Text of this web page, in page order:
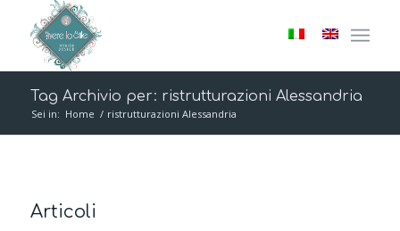
Tag Archivio per: ristrutturazioni Alessandria
Sei in: Home / ristrutturazioni Alessandria
Articoli